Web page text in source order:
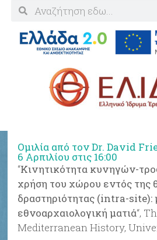
Ομιλία από τον Dr. David
6 Αρπιλίου στις 16:00
“Κινητικότητα κυνηγών-
χρήση του χώρου εντός της
δραστηριότητας (intra-site):
εθνοαρχαιολογική ματιά“,
Mediterranean History,